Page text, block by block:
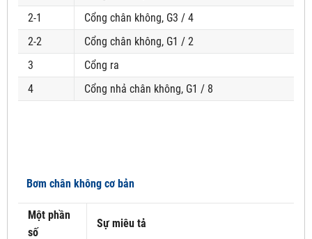
2-1
Cổng chân không, G3 / 4
2-2
Cổng chân không, G1 / 2
3
Cổng ra
4
Cổng nhả chân không, G1 / 8
Bơm chân không cơ bản
Một phần
số
Sự miêu tả